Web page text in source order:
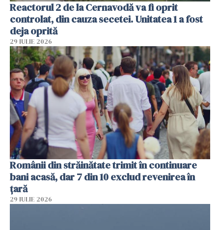
Reactorul 2 de la Cernavodă va fi oprit
controlat, din cauza secetei. Unitatea 1 a fost
deja oprită
29 IULIE 2026
Românii din străinătate trimit în continuare
bani acasă, dar 7 din 10 exclud revenirea în
țară
29 IULIE 2026